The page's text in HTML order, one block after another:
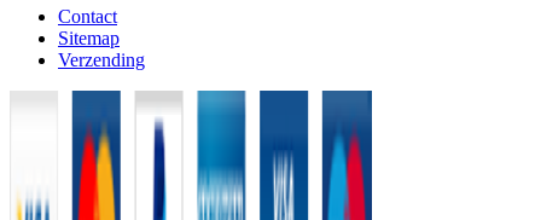
Contact
Sitemap
Verzending